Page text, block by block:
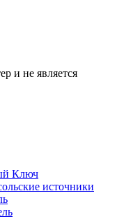
и не является